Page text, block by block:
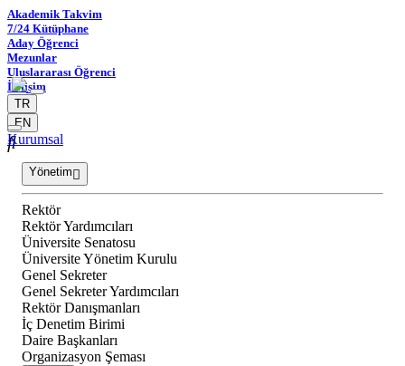
Akademik Takvim
7/24 Kütüphane
Aday Öğrenci
Mezunlar
Uluslararası Öğrenci
İletişim
TR
EN
Kurumsal
Yönetim
Rektör
Rektör Yardımcıları
Üniversite Senatosu
Üniversite Yönetim Kurulu
Genel Sekreter
Genel Sekreter Yardımcıları
Rektör Danışmanları
İç Denetim Birimi
Daire Başkanları
Organizasyon Şeması